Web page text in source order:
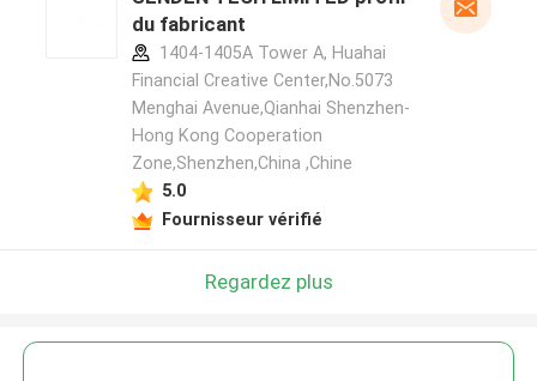
du fabricant
1404-1405A Tower A, Huahai
Financial Creative Center,No.5073
Menghai Avenue,Qianhai Shenzhen-
Hong Kong Cooperation
Zone,Shenzhen,China ,Chine
5.0
Fournisseur vérifié
Regardez plus